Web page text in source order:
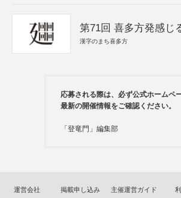
第71回 喜多方発感じ
漢字のまち喜多方
応募される際は、必ず公式ホームペ
最新の開催情報をご確認ください。
「登竜門」編集部
運営会社 掲載申し込み 主催運営ガイド